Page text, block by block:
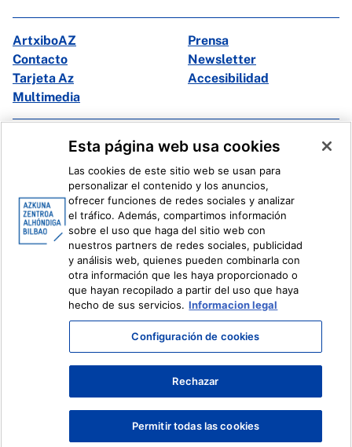
ArtxiboAZ
Prensa
Contacto
Newsletter
Tarjeta Az
Accesibilidad
Multimedia
Facebook
X
Ivoox
Información legal Sistema Interno de Información
Esta página web usa cookies
Las cookies de este sitio web se usan para
personalizar el contenido y los anuncios,
ofrecer funciones de redes sociales y analizar
el tráfico. Además, compartimos información
sobre el uso que haga del sitio web con
nuestros partners de redes sociales, publicidad
y análisis web, quienes pueden combinarla con
otra información que les haya proporcionado o
que hayan recopilado a partir del uso que haya
hecho de sus servicios. Informacion legal
Configuración de cookies
Rechazar
Permitir todas las cookies